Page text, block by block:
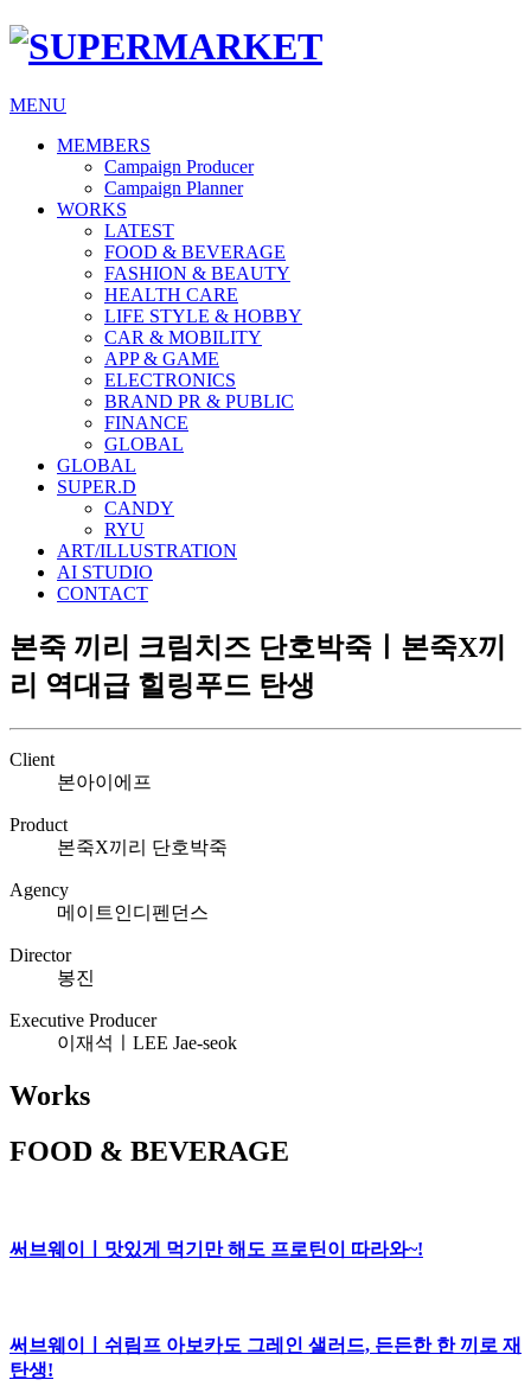
MENU
MEMBERS
Campaign Producer
Campaign Planner
WORKS
LATEST
FOOD & BEVERAGE
FASHION & BEAUTY
HEALTH CARE
LIFE STYLE & HOBBY
CAR & MOBILITY
APP & GAME
ELECTRONICS
BRAND PR & PUBLIC
FINANCE
GLOBAL
GLOBAL
SUPER.D
CANDY
RYU
ART/ILLUSTRATION
AI STUDIO
CONTACT
본죽 끼리 크림치즈 단호박죽ㅣ본죽X끼
리 역대급 힐링푸드 탄생
Client
본아이에프
Product
본죽X끼리 단호박죽
Agency
메이트인디펜던스
Director
봉진
Executive Producer
이재석ㅣLEE Jae-seok
Works
FOOD & BEVERAGE
써브웨이ㅣ맛있게 먹기만 해도 프로틴이 따라와~!
써브웨이ㅣ쉬림프 아보카도 그레인 샐러드, 든든한 한 끼로 재
탄생!